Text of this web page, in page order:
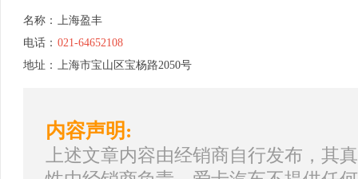
名称：
上海盈丰
电话： 021-64652108
地址：
上海市宝山区宝杨路2050号
内容声明:
上述文章内容由经销商自行发布，其